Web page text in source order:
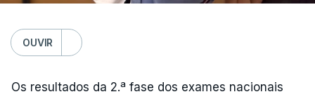
OUVIR
Os resultados da 2.ª fase dos exames nacionais